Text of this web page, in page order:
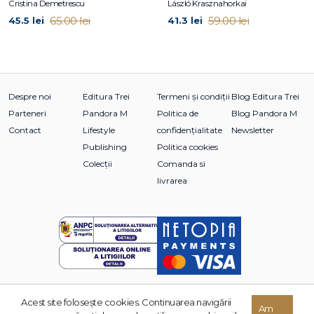
Cristina Demetrescu
45.5 lei 65.00 lei
László Krasznahorkai
41.3 lei 59.00 lei
Despre noi
Parteneri
Contact
Editura Trei
Pandora M
Lifestyle
Publishing
Colecții
Termeni și condiții
Politica de
confidențialitate
Politica cookies
Comanda si
livrarea
Blog Editura Trei
Blog Pandora M
Newsletter
© 2026 Grupul Editorial TREI. Toate drepturile rezervate.
Acest site foloseşte cookies. Continuarea navigării
Am